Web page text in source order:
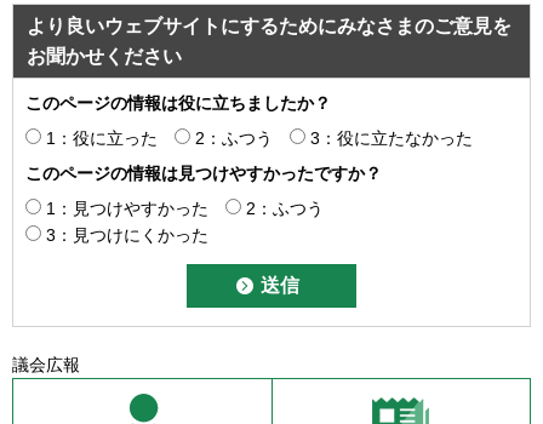
より良いウェブサイトにするためにみなさまのご意見を
お聞かせください
このページの情報は役に立ちましたか？
1：役に立った
2：ふつう
3：役に立たなかった
このページの情報は見つけやすかったですか？
1：見つけやすかった
2：ふつう
3：見つけにくかった
議会広報